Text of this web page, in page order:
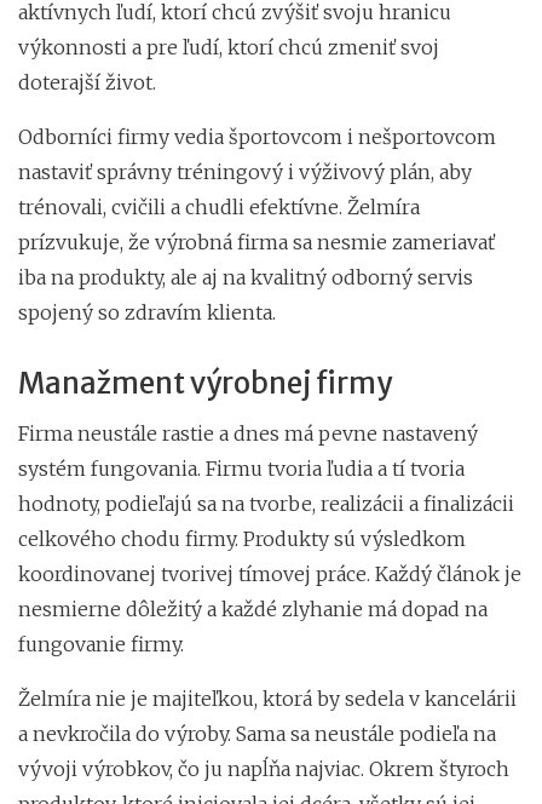
aktívnych ľudí, ktorí chcú zvýšiť svoju hranicu
výkonnosti a pre ľudí, ktorí chcú zmeniť svoj
doterajší život.
Odborníci firmy vedia športovcom i nešportovcom
nastaviť správny tréningový i výživový plán, aby
trénovali, cvičili a chudli efektívne. Želmíra
prízvukuje, že výrobná firma sa nesmie zameriavať
iba na produkty, ale aj na kvalitný odborný servis
spojený so zdravím klienta.
Manažment výrobnej firmy
Firma neustále rastie a dnes má pevne nastavený
systém fungovania. Firmu tvoria ľudia a tí tvoria
hodnoty, podieľajú sa na tvorbe, realizácii a finalizácii
celkového chodu firmy. Produkty sú výsledkom
koordinovanej tvorivej tímovej práce. Každý článok je
nesmierne dôležitý a každé zlyhanie má dopad na
fungovanie firmy.
Želmíra nie je majiteľkou, ktorá by sedela v kancelárii
a nevkročila do výroby. Sama sa neustále podieľa na
vývoji výrobkov, čo ju napĺňa najviac. Okrem štyroch